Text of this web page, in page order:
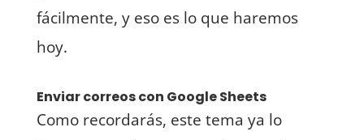
fácilmente, y eso es lo que haremos
hoy.
Enviar correos con Google Sheets
Como recordarás, este tema ya lo